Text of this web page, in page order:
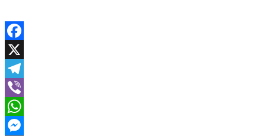
Facebook
X
Telegram
Viber
WhatsApp